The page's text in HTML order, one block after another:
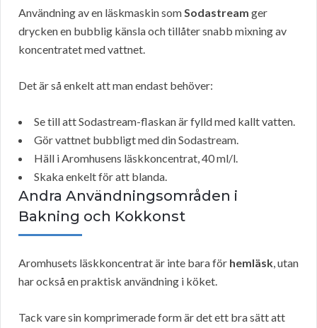
Användning av en läskmaskin somSodastream ger
drycken en bubblig känsla och tillåter snabb mixning av
koncentratet med vattnet.
Det är så enkelt att man endast behöver:
Se till att Sodastream-flaskan är fylld med kallt vatten.
Gör vattnet bubbligt med din Sodastream.
Häll i Aromhusens läskkoncentrat, 40 ml/l.
Skaka enkelt för att blanda.
Andra Användningsområden i
Bakning och Kokkonst
Aromhusets läskkoncentrat är inte bara för hemläsk, utan
har också en praktisk användning i köket.
Tack vare sin komprimerade form är det ett bra sätt att